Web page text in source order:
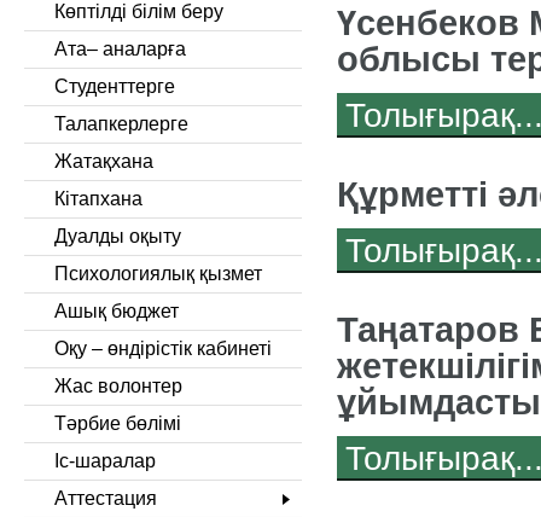
Көптілді білім беру
Ата– аналарға
Студенттерге
Талапкерлерге
Жатақхана
Кітапхана
Дуалды оқыту
Психологиялық қызмет
Ашық бюджет
Оқу – өндірістік кабинеті
Жас волонтер
Тәрбие бөлімі
Іс-шаралар
Аттестация
Үсенбеков
облысы
Құрметті
Таңатаров